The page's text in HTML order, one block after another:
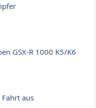
GSX-R 1000 K5/K6
aus